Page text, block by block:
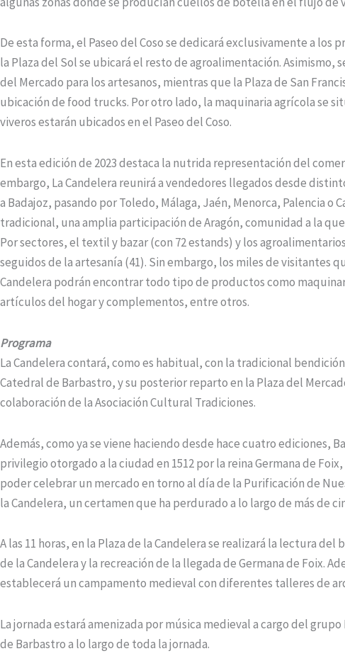
De esta forma, el Paseo del Coso se dedicará exclusivamente a
la Plaza del Sol se ubicará el resto de agroalimentación. Asimismo,
del Mercado para los artesanos, mientras que la Plaza de San
ubicación de food trucks. Por otro lado, la maquinaria agrícola se
viveros estarán ubicados en el Paseo del Coso.
En esta edición de 2023 destaca la nutrida representación del
embargo, La Candelera reunirá a vendedores llegados desde
a Badajoz, pasando por Toledo, Málaga, Jaén, Menorca, Palencia o
tradicional, una amplia participación de Aragón, comunidad a la
Por sectores, el textil y bazar (con 72 estands) y los
seguidos de la artesanía (41). Sin embargo, los miles de visitantes
Candelera podrán encontrar todo tipo de productos como
artículos del hogar y complementos, entre otros.
Programa
La Candelera contará, como es habitual, con la tradicional bendición
Catedral de Barbastro, y su posterior reparto en la Plaza del
colaboración de la Asociación Cultural Tradiciones.
Además, como ya se viene haciendo desde hace cuatro ediciones,
privilegio otorgado a la ciudad en 1512 por la reina Germana de
poder celebrar un mercado en torno al día de la Purificación de
la Candelera, un certamen que ha perdurado a lo largo de más de
A las 11 horas, en la Plaza de la Candelera se realizará la lectura
de la Candelera y la recreación de la llegada de Germana de Foix.
establecerá un campamento medieval con diferentes talleres de
La jornada estará amenizada por música medieval a cargo del
de Barbastro a lo largo de toda la jornada.